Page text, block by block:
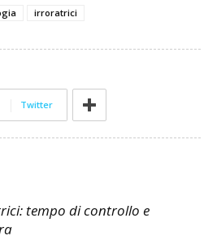
irroratrici
Twitter
tempo di controllo e